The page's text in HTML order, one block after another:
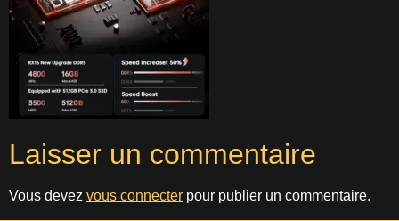
Laisser un commentaire
Vous devez vous connecter pour publier un commentaire.